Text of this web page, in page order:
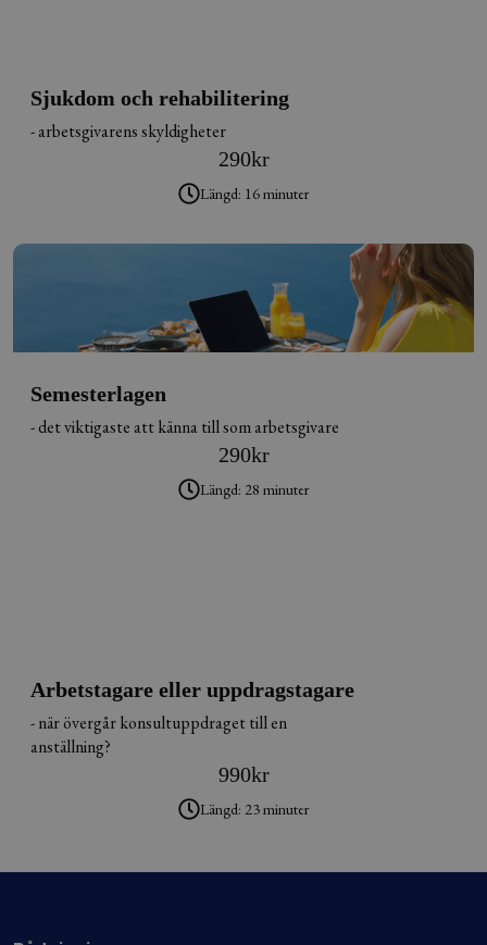
Sjukdom och rehabilitering
- arbetsgivarens skyldigheter
290kr
Längd: 16 minuter
Semesterlagen
- det viktigaste att känna till som arbetsgivare
290kr
Längd: 28 minuter
Arbetstagare eller uppdragstagare
- när övergår konsultuppdraget till en
anställning?
990kr
Längd: 23 minuter